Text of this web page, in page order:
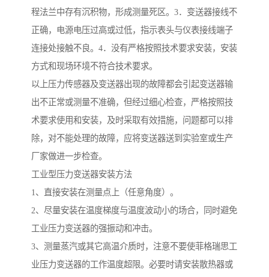
程法兰中存有沉积物，形成测量死区。3．变送器接线不
正确，电源电压过高或过低，指示表头与仪表接线端子
连接处接触不良。4．没有严格按照技术要求安装，安装
方式和现场环境不符合技术要求。
以上压力传感器及变送器出现的故障都会引起变送器输
出不正常或测量不准确，但经过细心检查，严格按照技
术要求使用和安装，及时采取有效措施，问题都可以排
除，对不能处理的故障，应将变送器送到实验室或生产
厂家做进一步检查。
工业型压力变送器安装方法
1、直接安装在测量点上（任意角度）。
2、尽量安装在温度梯度与温度波动小的场合，同时避免
工业压力变送器的强振动和冲击。
3、测量蒸汽或其它高温介质时，注意不要使菲格瑞思工
业压力变送器的工作温度超限。必要时请安装散热器或